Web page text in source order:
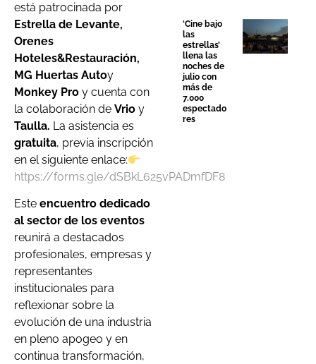
está patrocinada por
Estrella de Levante,
Orenes
Hoteles&Restauración,
MG Huertas Autoy
Monkey Pro y cuenta con
la colaboración de Vrio y
Taulla. La asistencia es
gratuita, previa inscripción
en el siguiente enlace:
https://forms.gle/dSBkL625vPADmfDF8
Este encuentro dedicado
al sector de los eventos
reunirá a destacados
profesionales, empresas y
representantes
institucionales para
reflexionar sobre la
evolución de una industria
en pleno apogeo y en
continua transformación,
‘Cine bajo
las
estrellas’
llena las
noches de
julio con
más de
7.000
espectado
res